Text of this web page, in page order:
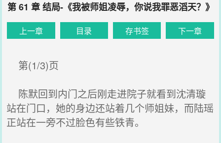
第 61 章 结局-《我被师姐凌辱，你说我罪恶滔天？》
上一章 目录 存书签 下一章
第(1/3)页
陈默回到内门之后刚走进院子就看到沈清璇
站在门口，她的身边还站着几个师姐妹，而陆瑶
正站在一旁不过脸色有些铁青。